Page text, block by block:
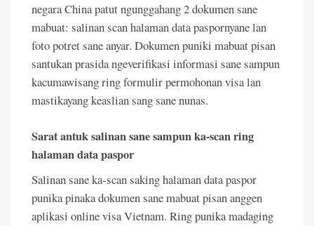
negara China patut ngunggahang 2 dokumen sane
mabuat: salinan scan halaman data paspornyane lan
foto potret sane anyar. Dokumen puniki mabuat pisan
santukan prasida ngeverifikasi informasi sane sampun
kacumawisang ring formulir permohonan visa lan
mastikayang keaslian sang sane nunas.
Sarat antuk salinan sane sampun ka-scan ring
halaman data paspor
Salinan sane ka-scan saking halaman data paspor
punika pinaka dokumen sane mabuat pisan anggen
aplikasi online visa Vietnam. Ring punika madaging